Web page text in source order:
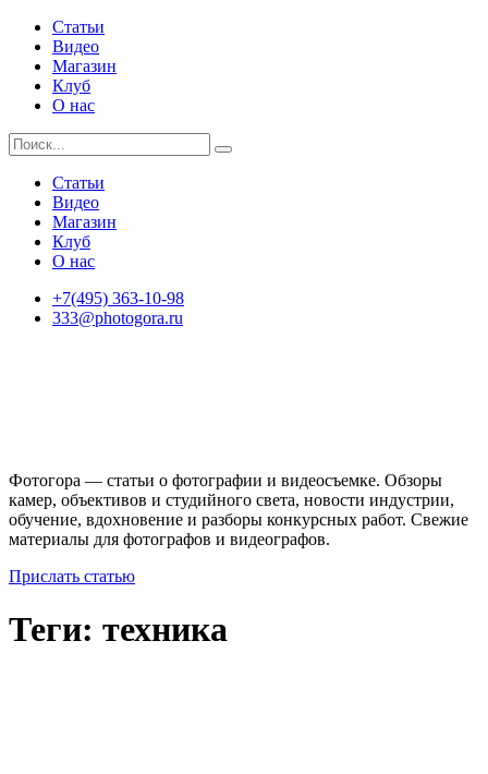
Статьи
Видео
Магазин
Клуб
О нас
Статьи
Видео
Магазин
Клуб
О нас
+7(495) 363-10-98
333@photogora.ru
Фотогора — статьи о фотографии и видеосъемке. Обзоры
камер, объективов и студийного света, новости индустрии,
обучение, вдохновение и разборы конкурсных работ. Свежие
материалы для фотографов и видеографов.
Прислать статью
Теги: техника